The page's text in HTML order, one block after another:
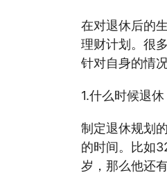
在对退休后的
理财计划。很
针对自身的情
1.什么时候退休
制定退休规划
的时间。比如
岁，那么他还